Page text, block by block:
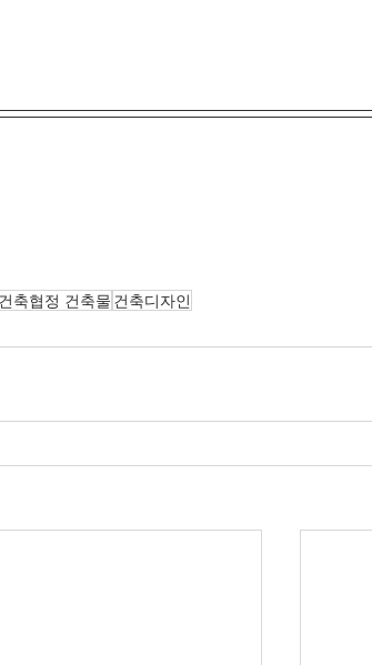
건축협정 건축물 건축디자인